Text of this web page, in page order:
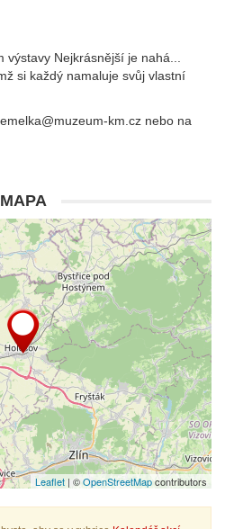
Nejkrásnější je nahá...
si každý namaluje svůj vlastní
km.cz nebo na
MAPA
Leaflet | ©OpenStreetMapcontributors